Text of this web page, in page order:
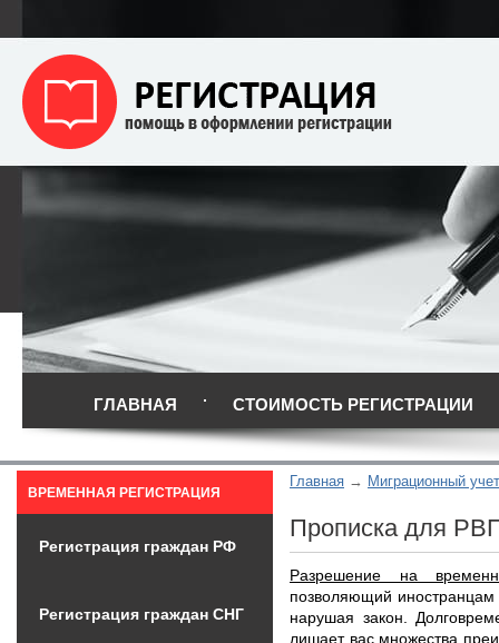
ГЛАВНАЯ СТОИМОСТЬ РЕГИСТРАЦИИ
Главная Миграционный
Прописка для
Разрешение на
позволяющий иностранцам
нарушая закон.
лишает вас множества
ВРЕМЕННАЯ РЕГИСТРАЦИЯ
Регистрация граждан РФ
Регистрация граждан СНГ